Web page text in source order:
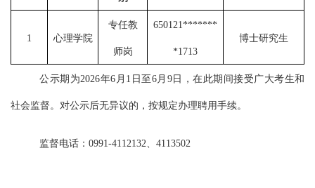
1 心理学院
专任教
师岗
650121*******
*1713
博士研究生
公示期为2026年6月1日至6月9日，在此期间接受广大考生和
社会监督。对公示后无异议的，按规定办理聘用手续。
监督电话： 0991-4112132、4113502